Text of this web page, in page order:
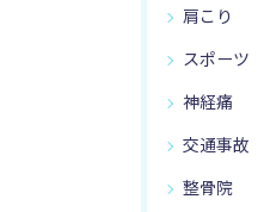
肩こり
スポーツ
神経痛
交通事故
整骨院